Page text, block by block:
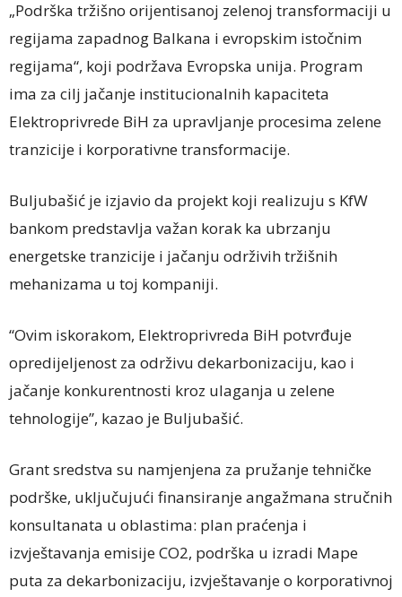
„Podrška tržišno orijentisanoj zelenoj transformaciji u
regijama zapadnog Balkana i evropskim istočnim
regijama“, koji podržava Evropska unija. Program
ima za cilj jačanje institucionalnih kapaciteta
Elektroprivrede BiH za upravljanje procesima zelene
tranzicije i korporativne transformacije.
Buljubašić je izjavio da projekt koji realizuju s KfW
bankom predstavlja važan korak ka ubrzanju
energetske tranzicije i jačanju održivih tržišnih
mehanizama u toj kompaniji.
“Ovim iskorakom, Elektroprivreda BiH potvrđuje
opredijeljenost za održivu dekarbonizaciju, kao i
jačanje konkurentnosti kroz ulaganja u zelene
tehnologije”, kazao je Buljubašić.
Grant sredstva su namjenjena za pružanje tehničke
podrške, uključujući finansiranje angažmana stručnih
konsultanata u oblastima: plan praćenja i
izvještavanja emisije CO2, podrška u izradi Mape
puta za dekarbonizaciju, izvještavanje o korporativnoj